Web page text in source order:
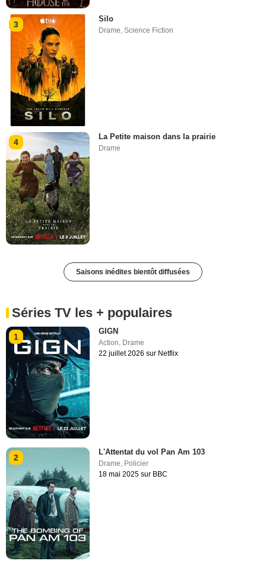
3
Silo
Drame,Science Fiction
4
La Petite maison dans la prairie
Drame
Saisons inédites bientôt diffusées
Séries TV les + populaires
1
GIGN
Action Drame
22 juillet 2026 sur Netflix
2
L'Attentat du vol Pan Am 103
Drame, Policier
18 mai 2025 sur BBC